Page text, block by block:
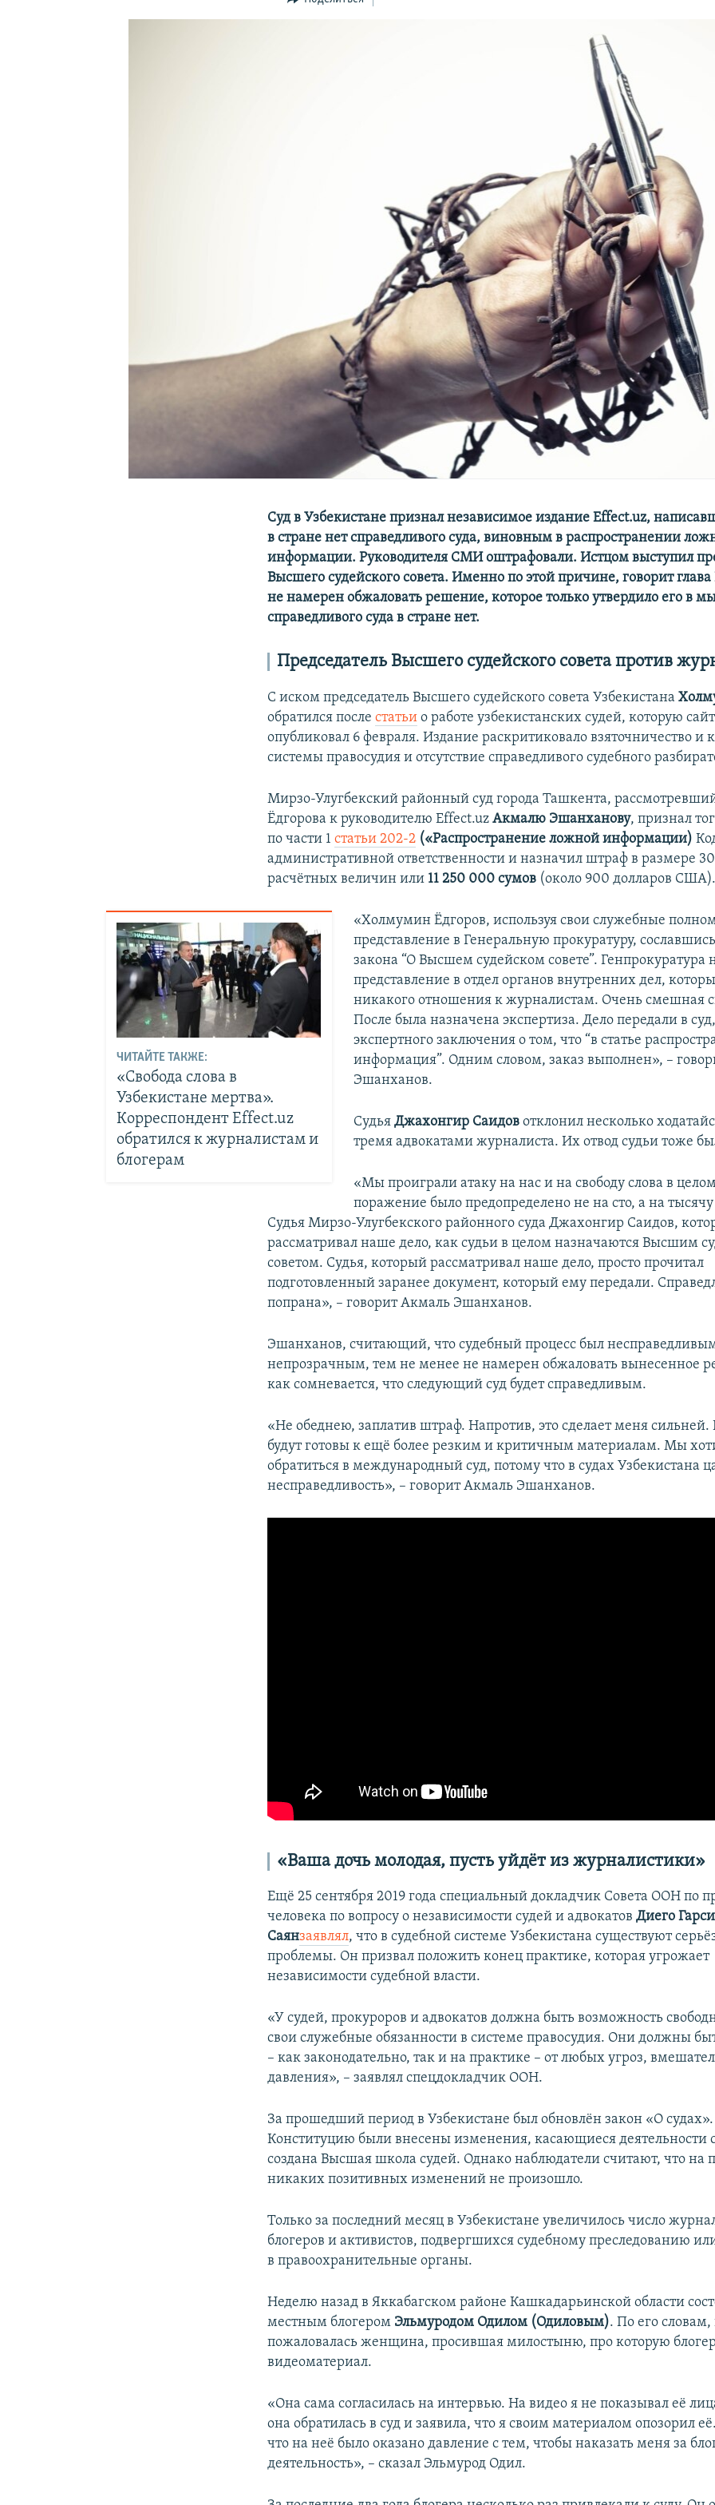
Суд в Узбекистане признал независимое издание Effect.uz,
в стране нет справедливого суда, виновным в распространении
информации. Руководителя СМИ оштрафовали. Истцом выступил
Высшего судейского совета. Именно по этой причине, говорит
не намерен обжаловать решение, которое только утвердило его в
справедливого суда в стране нет.
Председатель Высшего судейского совета против
С иском председатель Высшего судейского совета Узбекистана
обратился послестатьи о работе узбекистанских судей, которую
опубликовал 6 февраля. Издание раскритиковало взяточничество и
системы правосудия и отсутствие справедливого судебного
Мирзо-Улугбекский районный суд города Ташкента,
Ёдгорова к руководителю Effect.uzАкмалю Эшанханову, признал
по части 1статьи 202-2 («Распространение ложной информации)
административной ответственности и назначил штраф в размере
расчётных величин или 11 250 000 сумов (около 900 долларов США).
ЧИТАЙТЕ ТАКЖЕ:
«Свобода слова в
Узбекистане мертва».
Корреспондент Effect.uz
обратился к журналистам и
блогерам
«Холмумин Ёдгоров, используя свои служебные
представление в Генеральную прокуратуру,
закона “О Высшем судейском совете”. Генпрокуратура
представление в отдел органов внутренних дел,
никакого отношения к журналистам. Очень смешная
После была назначена экспертиза. Дело передали в
экспертного заключения о том, что “в статье
информация”. Одним словом, заказ выполнен», –
Эшанханов.
Судья Джахонгир Саидов отклонил несколько
тремя адвокатами журналиста. Их отвод судьи тоже
«Мы проиграли атаку на нас и на свободу слова в
поражение было предопределено не на сто, а на
Судья Мирзо-Улугбекского районного суда Джахонгир Саидов,
рассматривал наше дело, как судьи в целом назначаются Высшим
советом. Судья, который рассматривал наше дело, просто прочитал
подготовленный заранее документ, который ему передали.
попрана», – говорит Акмаль Эшанханов.
Эшанханов, считающий, что судебный процесс был
непрозрачным, тем не менее не намерен обжаловать вынесенное
как сомневается, что следующий суд будет справедливым.
«Не обеднею, заплатив штраф. Напротив, это сделает меня сильней.
будут готовы к ещё более резким и критичным материалам. Мы
обратиться в международный суд, потому что в судах Узбекистана
несправедливость», – говорит Акмаль Эшанханов.
«Ваша дочь молодая, пусть уйдёт из журналистики»
Ещё 25 сентября 2019 года специальный докладчик Совета ООН по
человека по вопросу о независимости судей и адвокатовДиего
Саянзаявлял, что в судебной системе Узбекистана существуют
проблемы. Он призвал положить конец практике, которая угрожает
независимости судебной власти.
«У судей, прокуроров и адвокатов должна быть возможность
свои служебные обязанности в системе правосудия. Они должны
– как законодательно, так и на практике – от любых угроз,
давления», – заявлял спецдокладчик ООН.
За прошедший период в Узбекистане был обновлён закон «О
Конституцию были внесены изменения, касающиеся деятельности
создана Высшая школа судей. Однако наблюдатели считают, что на
никаких позитивных изменений не произошло.
Только за последний месяц в Узбекистане увеличилось число
блогеров и активистов, подвергшихся судебному преследованию
в правоохранительные органы.
Неделю назад в Яккабагском районе Кашкадарьинской области
местным блогером Эльмуродом Одилом (Одиловым). По его словам,
пожаловалась женщина, просившая милостыню, про которую
видеоматериал.
«Она сама согласилась на интервью. На видео я не показывал её
она обратилась в суд и заявила, что я своим материалом опозорил
что на неё было оказано давление с тем, чтобы наказать меня за
деятельность», – сказал Эльмурод Одил.